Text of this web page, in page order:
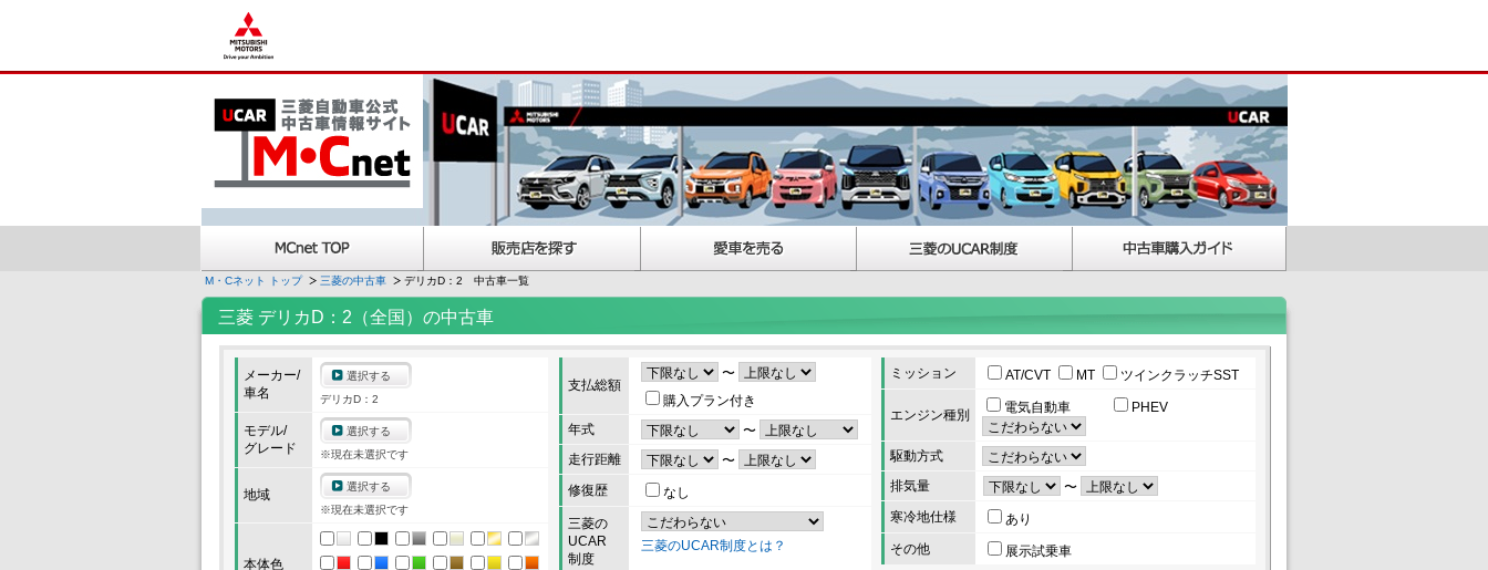
M・Cネット トップ 三菱の中古車 デリカD：2 中古車一覧
三菱 デリカD：2（全国）の中古車
メーカー/
車名
選択する
デリカD：2
モデル/
グレード
選択する
※現在未選択です
地域
選択する
※現在未選択です
本体色
支払総額
〜
購入プラン付き
年式
〜
走行距離
〜
修復歴
なし
三菱の
UCAR
制度
三菱のUCAR制度とは？
ミッション AT/CVT MT ツインクラッチSST
エンジン種別 電気自動車 PHEV
駆動方式
排気量
〜
寒冷地仕様
あり
その他
展示試乗車